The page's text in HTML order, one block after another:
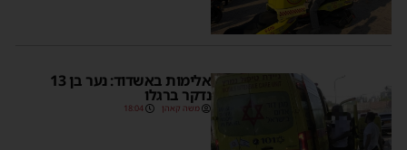
אלימות באשדוד: נער בן 13
נדקר ברגלו
משה קאהן 18:04